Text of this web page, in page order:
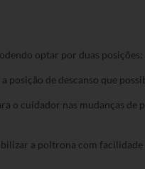
optar por duas posições:
de descanso que
o cuidador nas mudanças de
a poltrona com